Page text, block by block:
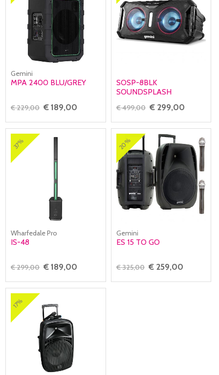
Gemini
MPA 2400 BLU/GREY
€ 229,00 € 189,00
SOSP-8BLK
SOUNDSPLASH
€ 499,00 € 299,00
37%
Wharfedale Pro
IS-48
€ 299,00 € 189,00
20%
Gemini
ES 15 TO GO
€ 325,00 € 259,00
17%